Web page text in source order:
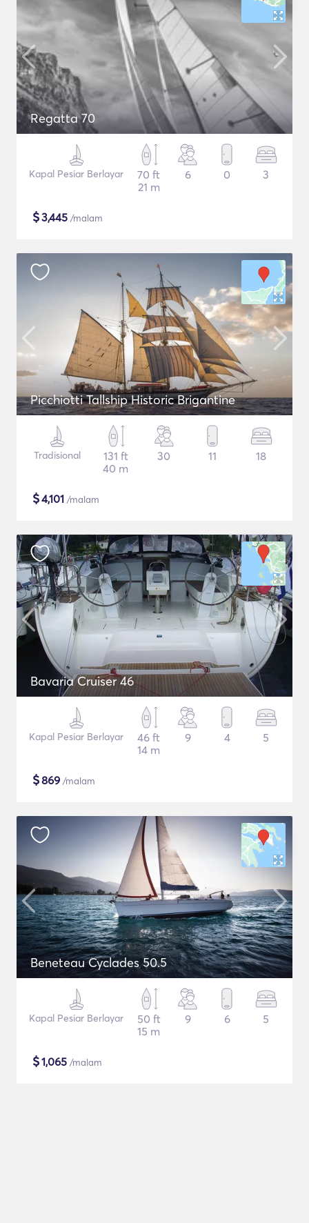
Regatta 70
Kapal Pesiar Berlayar
70 ft
21 m
6 0 3
$3,445 /malam
Picchiotti Tallship Historic Brigantine
Tradisional
131 ft
40 m
30 11 18
$4,101 /malam
Bavaria Cruiser 46
Kapal Pesiar Berlayar
46 ft
14 m
9 4 5
$869 /malam
Beneteau Cyclades 50.5
Kapal Pesiar Berlayar
50 ft
15 m
9 6 5
$1,065 /malam